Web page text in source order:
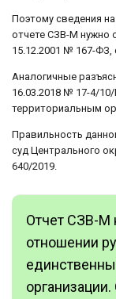
Поэтому сведения
отчете СЗВ-М нужно
15.12.2001 № 167-ФЗ,
Аналогичные
16.03.2018 № 17-4/
территориальным
Правильность
суд Центрального
640/2019.
Отчет СЗВ-М
отношении